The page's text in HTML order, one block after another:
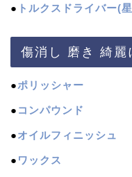
● トルクスドライバー(
傷消し 磨き 綺麗
●ポリッシャー
● コンパウンド
●オイルフィニッシュ
● ワックス